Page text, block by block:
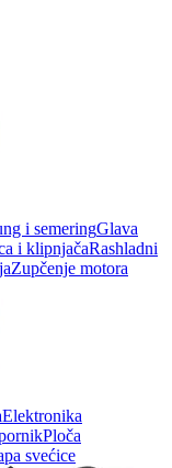
i semeringGlava
i klipnjačaRashladni
Zupčenje motora
Elektronika
Ploča
svećice